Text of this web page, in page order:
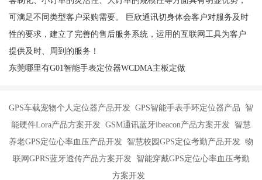
可满足不同类型客户采购需要。 巨欣通讯切身体会客户对服务及时
性的要求，建立了完善的售后服务系统，运用的互联网工具为客户
提供及时、周到的服务！
东莞哪里有G01智能手表定位器WCDMA主板定做
GPS车载宠物个人定位器产品开发 GPS智能手表手环定位器产品 智
能硬件Lora产品方案开发 GSM通讯蓝牙ibeacon产品方案开发 智慧
养老GPS定位心率血压产品开发 智慧校园GPS定位考勤产品开发 物
联网GPRS蓝牙透传产品方案开发 智能穿戴GPS定位心率血压考勤
方案开发